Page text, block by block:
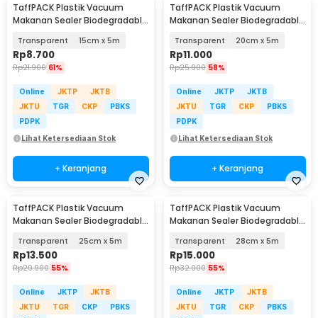
TaffPACK Plastik Vacuum
Makanan Sealer Biodegradable
Transparent 15cm x 5m
Rp8.700
Rp21.900 61%
Online JKTP
JKTB
JKTU
TGR CKP
PBKS
PDPK
Lihat Ketersediaan Stok
+ Keranjang
TaffPACK Plastik Vacuum
Makanan Sealer Biodegradable
Transparent 20cm x 5m
Rp11.000
Rp25.900 58%
Online JKTP
JKTB
JKTU
TGR CKP
PBKS
PDPK
Lihat Ketersediaan Stok
+ Keranjang
TaffPACK Plastik Vacuum
Makanan Sealer Biodegradable
Transparent 25cm x 5m
Rp13.500
Rp29.900 55%
Online JKTP
JKTB
JKTU
TGR CKP
PBKS
TaffPACK Plastik Vacuum
Makanan Sealer Biodegradable
Transparent 28cm x 5m
Rp15.000
Rp32.900 55%
Online JKTP
JKTB
JKTU
TGR CKP
PBKS